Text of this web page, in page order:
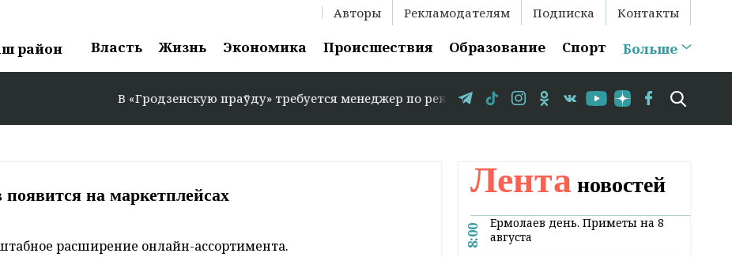
Авторы Рекламодателям Подписка Контакты
район Власть Жизнь Экономика Происшествия Образование Спорт Больше
В «Гродзенскую праўду» требуется менеджер по рекламе: +375 29 583-35-86 // В Гродно временно
на маркетплейсах
расширение онлайн-ассортимента.
Лента новостей
8:00
Ермолаев день. Приметы на 8
августа